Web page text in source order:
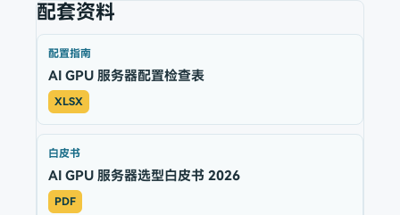
配套资料
配置指南
AI GPU 服务器配置检查表
XLSX
白皮书
AI GPU 服务器选型白皮书 2026
PDF